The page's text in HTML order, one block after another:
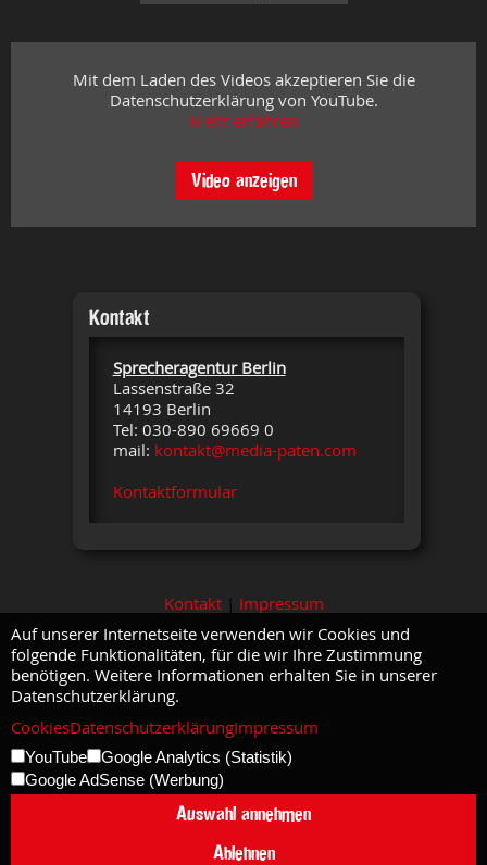
Mit dem Laden des Videos akzeptieren Sie die
Datenschutzerklärung von YouTube.
Mehr erfahren
Video anzeigen
Kontakt
Sprecheragentur Berlin
Lassenstraße 32
14193 Berlin
Tel: 030-890 69669 0
mail: kontakt@media-paten.com
Kontaktformular
Kontakt| Impressum
Auf unserer Internetseite verwenden wir Cookies und
folgende Funktionalitäten, für die wir Ihre Zustimmung
benötigen. Weitere Informationen erhalten Sie in unserer
Datenschutzerklärung.
CookiesDatenschutzerklärungImpressum
YouTube
Google Analytics (Statistik)
Google AdSense (Werbung)
Auswahl annehmen
Ablehnen